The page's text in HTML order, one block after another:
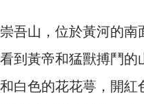
吾山，位於黃河的南
到黃帝和猛獸搏鬥的
白色的花花萼，開